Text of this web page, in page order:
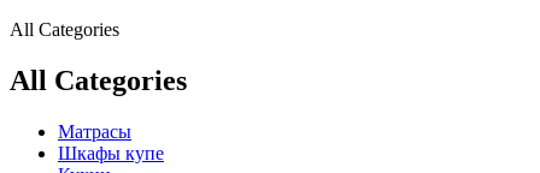
All Categories
All Categories
Матрасы
Шкафы купе